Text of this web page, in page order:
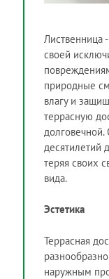
Лиственница
своей
природные
влагу и
террасную
десятилетий
теряя своих
вида.
Эстетика
Террасная
наружным